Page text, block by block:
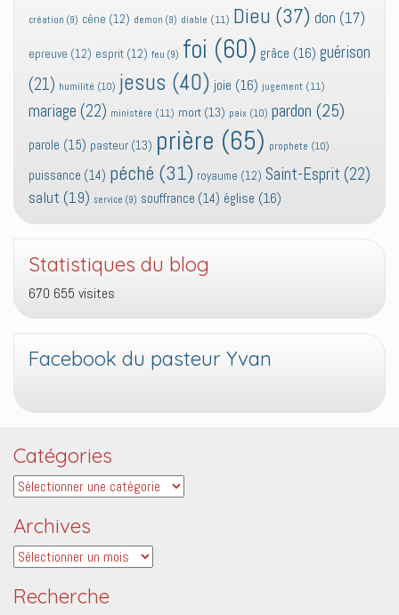
création (9) cène (12) demon (9) diable (11) Dieu (37) don (17)
epreuve (12) esprit (12) feu (9) foi (60) grâce (16) guérison
(21) humilité (10) jesus (40) joie (16) jugement (11)
mariage (22) ministère (11) mort (13) paix (10) pardon (25)
parole (15) pasteur (13) prière (65) prophete (10)
puissance (14) péché (31) royaume (12) Saint-Esprit (22)
salut (19) service (9) souffrance (14) église (16)
Statistiques du blog
670 655 visites
Facebook du pasteur Yvan
Catégories
Catégories
Archives
Archives
Recherche